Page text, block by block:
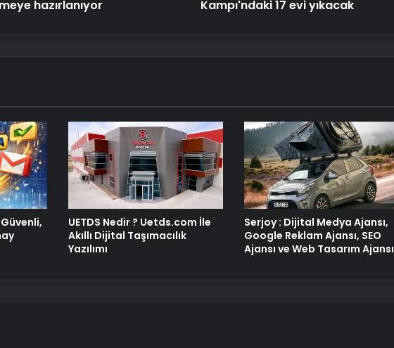
Kreş ve Spor Alanları İçin
Profesyonel Zemin Çözümleri
Osmanzadem ile Katkısız ve Doğal
Beslenme Dönemi
Ortopodoloji İle Diyabetik Ayak
Yarası Tedavisi
hazırlanıyor
Kampı'ndaki 17 evi yıkacak
UETDS Nedir ? Uetds.com İle
Akıllı Dijital Taşımacılık
Yazılımı
Serjoy : Dijital Medya Ajansı,
Google Reklam Ajansı, SEO
Ajansı ve Web Tasarım Ajansı